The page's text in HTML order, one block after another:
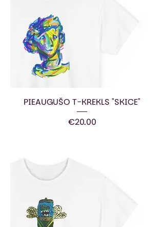
PIEAUGUŠO T-KREKLS "SKICE"
Price
€20.00